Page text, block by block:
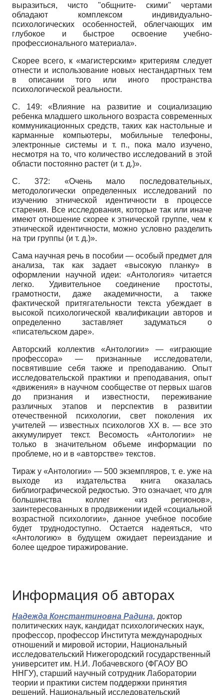
выразиться, чисто "общните- скими" чертами
обладают комплексом индивидуально-
психологических особенностей, облегчающих им
глубокое и быстрое освоение учебно-
профессионального материала».
Скорее всего, к «магистерским» критериям следует
отнести и использование новых нестандартных тем
в описании того или иного пространства
психологической реальности.
С. 149: «Влияние на развитие и социализацию
ребенка младшего школьного возраста современных
коммуникационных средств, таких как настольные и
карманные компьютеры, мобильные телефоны,
электронные системы и т. п., пока мало изучено,
несмотря на то, что количество исследований в этой
области постоянно растет (и т. д.)».
С. 372: «Очень мало последовательных,
методологически определенных исследований по
изучению этнической идентичности в процессе
старения. Все исследования, которые так или иначе
имеют отношение скорее к этнической группе, чем к
этнической идентичности, можно условно разделить
на три группы (и т. д.)».
Сама научная речь в пособии — особый предмет для
анализа, так как задает «высокую планку» в
оформлении научной идеи: «Антология» читается
легко. Удивительное соединение простоты,
грамотности, даже академичности, а также
фактической притягательности текста убеждает в
высокой психологической квалификации авторов и
определенно заставляет задуматься о
«писательском даре».
Авторский коллектив «Антологии» — «играющие
профессора» — признанные исследователи,
посвятившие себя также и преподаванию. Опыт
исследовательской практики и преподавания, опыт
«движения» в научном сообществе от первых шагов
до признания и известности, переживание
различных этапов и перспектив в развитии
отечественной психологии, свет поколения их
учителей — известных психологов XX в. — все это
аккумулирует текст. Весомость «Антологии» не
только в значительном объеме информации по
проблеме, но и в «авторстве» текстов.
Тираж у «Антологии» — 500 экземпляров, т. е. уже на
выходе из издательства книга оказалась
библиографической редкостью. Это означает, что для
большинства коллег «из регионов»,
заинтересованных в продвижении идей «социальной
возрастной психологии», данное учебное пособие
будет труднодоступно. Остается надеяться, что
«Антологию» в будущем ожидает переиздание и
более щедрое тиражирование.
Информация об авторах
Надежда Константиновна Радина, доктор
политических наук, кандидат психологических наук,
профессор, профессор Института международных
отношений и мировой истории, Национальный
исследовательский Нижегородский государственный
университет им. Н.И. Лобачевского (ФГАОУ ВО
ННГУ), старший научный сотрудник Лаборатории
теории и практики систем поддержки принятия
решений, Национальный исследовательский